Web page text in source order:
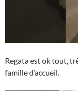
Regata est ok tout,
famille d’accueil.